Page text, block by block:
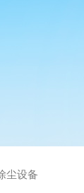
尘设备